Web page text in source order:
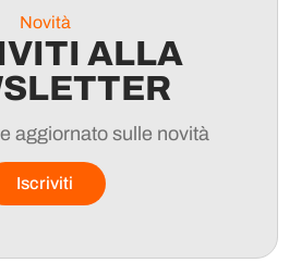
Novità
ALLA
aggiornato sulle novità
Iscriviti